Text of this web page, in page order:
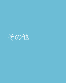
その他